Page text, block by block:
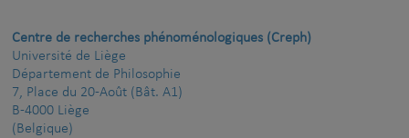
Centre de recherches phénoménologiques (Creph)
Université de Liège
Département de Philosophie
7, Place du 20-Août (Bât. A1)
B-4000 Liège
(Belgique)